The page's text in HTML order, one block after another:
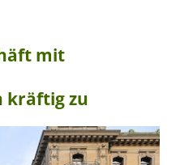
mit
kräftig zu